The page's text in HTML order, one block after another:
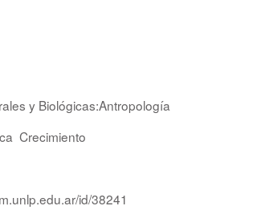
y Biológicas:Antropología
Crecimiento
id/38241